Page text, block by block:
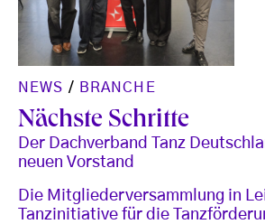
NEWS / BRANCHE
Nächste Schritte
Der Dachverband Tanz
neuen Vorstand
Die Mitgliederversammlung in
Tanzinitiative für die